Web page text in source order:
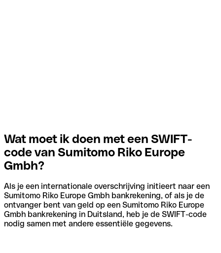
Wat moet ik doen met een SWIFT-
code van Sumitomo Riko Europe
Gmbh?
Als je een internationale overschrijving initieert naar een
Sumitomo Riko Europe Gmbh bankrekening, of als je de
ontvanger bent van geld op een Sumitomo Riko Europe
Gmbh bankrekening in Duitsland, heb je de SWIFT-code
nodig samen met andere essentiële gegevens.